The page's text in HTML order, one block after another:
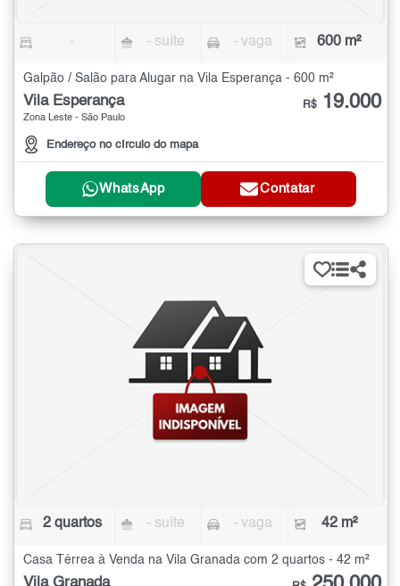
- - suíte - vaga 600 m²
Galpão / Salão para Alugar na Vila Esperança - 600 m²
Vila Esperança
Zona Leste - São Paulo
Endereço no círculo do mapa
R$ 19.000
WhatsApp Contatar
2 quartos - suíte - vaga 42 m²
Casa Térrea à Venda na Vila Granada com 2 quartos - 42 m²
Vila Granada